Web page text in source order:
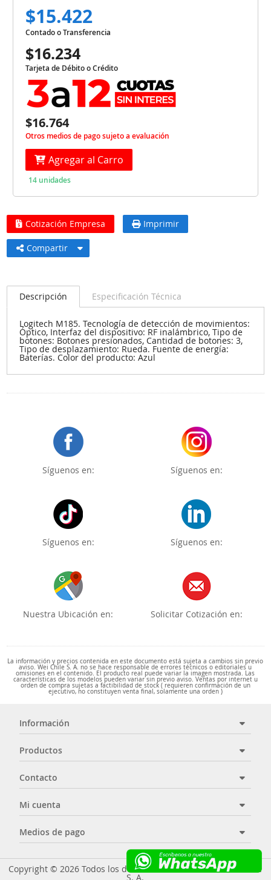
$15.422
Contado o Transferencia
$16.234
Tarjeta de Débito o Crédito
$16.764
Otros medios de pago sujeto a evaluación
Agregar al Carro
14 unidades
Cotización Empresa Imprimir
Compartir
Descripción Especificación Técnica
Logitech M185. Tecnología de detección de movimientos:
Óptico, Interfaz del dispositivo: RF inalámbrico, Tipo de
botones: Botones presionados, Cantidad de botones: 3,
Tipo de desplazamiento: Rueda. Fuente de energía:
Baterías. Color del producto: Azul
Síguenos en: Síguenos en:
Síguenos en: Síguenos en:
Nuestra Ubicación en: Solicitar Cotización en:
La información y precios contenida en este documento está sujeta a cambios sin previo
aviso. Wei Chile S. A. no se hace responsable de errores técnicos o editoriales u
omisiones en el contenido. El producto real puede variar la imagen mostrada. Las
características de los modelos pueden variar sin previo aviso. Ventas por internet u
orden de compra sujetas a factibilidad de stock ( requieren confirmación de un
ejecutivo, no constituyen venta final, solamente una orden )
Información
Productos
Contacto
Mi cuenta
Medios de pago
Copyright © 2026 Todos los derechos reservados - Wei Chile
S. A.